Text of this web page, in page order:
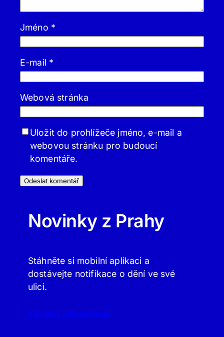
Jméno *
E-mail *
Webová stránka
Uložit do prohlížeče jméno, e-mail a
webovou stránku pro budoucí
komentáře.
Novinky z Prahy
Stáhněte si mobilní aplikaci a
dostávejte notifikace o dění ve své
ulici.
APLIKACE PRAHA.ONLINE